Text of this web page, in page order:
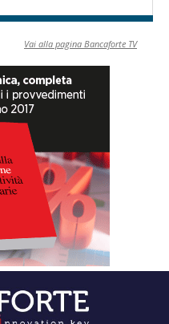
Vai alla pagina Bancaforte TV